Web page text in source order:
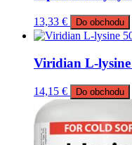
13,33 € Do obchodu
Viridian L-lysine
14,15 € Do obchodu